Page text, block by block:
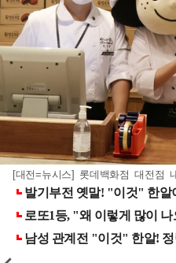
[대전=뉴시스] 롯데백화점 대전점